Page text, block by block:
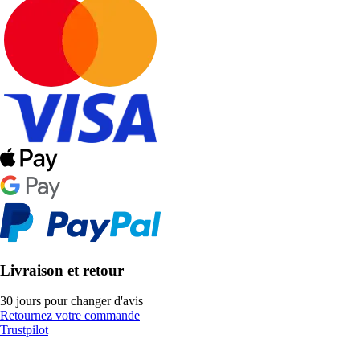
Livraison et retour
30 jours pour changer d'avis
Retournez votre commande
Trustpilot